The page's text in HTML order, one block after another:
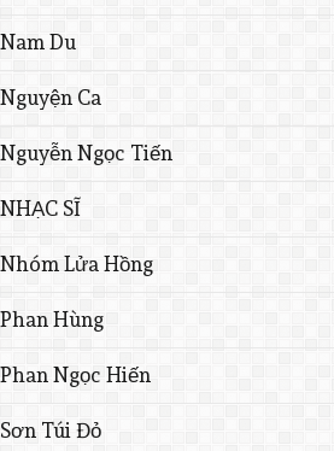
Nam Du
Nguyện Ca
Nguyễn Ngọc Tiến
NHẠC SĨ
Nhóm Lửa Hồng
Phan Hùng
Phan Ngọc Hiến
Sơn Túi Đỏ